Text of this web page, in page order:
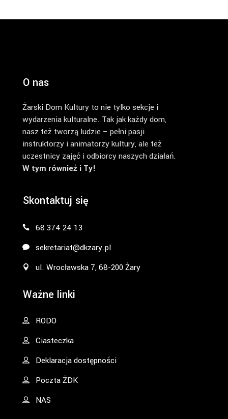
O nas
Żarski Dom Kultury to nie tylko sekcje i
wydarzenia kulturalne. Tak jak każdy dom,
nasz też tworzą ludzie – pełni pasji
instruktorzy i animatorzy kultury, ale też
uczestnicy zajęć i odbiorcy naszych działań.
W tym również i Ty!
Skontaktuj się
68 374 24 13
sekretariat@dkzary.pl
ul. Wrocławska 7, 68-200 Żary
Ważne linki
RODO
Ciasteczka
Deklaracja dostępności
Poczta ŻDK
NAS